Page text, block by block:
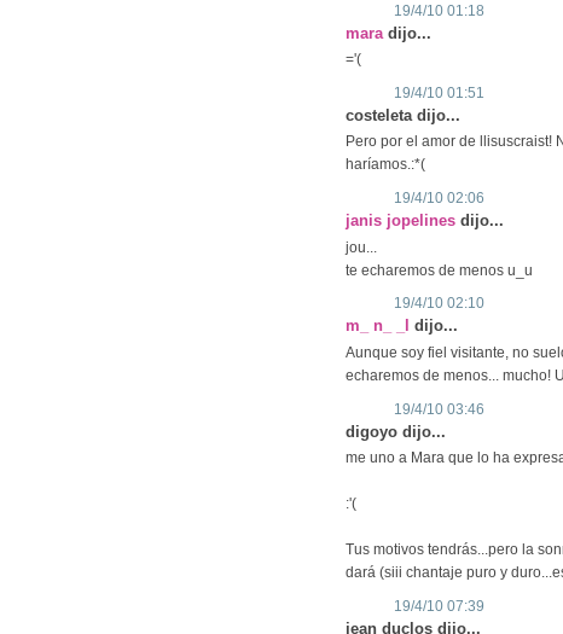
19/4/10 01:18
mara dijo...
='(
19/4/10 01:51
costeleta dijo...
Pero por el amor de llisuscraist!
haríamos.:*(
19/4/10 02:06
janis jopelines dijo...
jou...
te echaremos de menos u_u
19/4/10 02:10
m_ n_ _l dijo...
Aunque soy fiel visitante, no
echaremos de menos... mucho!
19/4/10 03:46
digoyo dijo...
me uno a Mara que lo ha
:'(
Tus motivos tendrás...pero la
dará (siii chantaje puro y
19/4/10 07:39
jean duclos dijo...